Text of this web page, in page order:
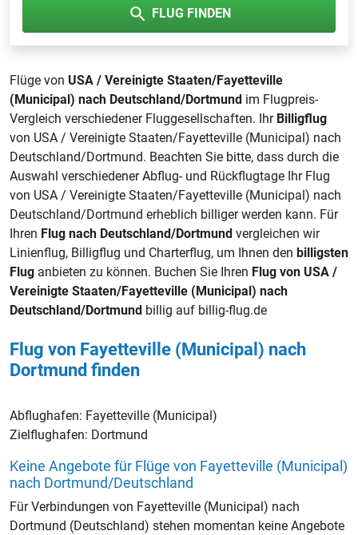
FLUG FINDEN
Flüge von USA / Vereinigte Staaten/Fayetteville
(Municipal) nach Deutschland/Dortmund im Flugpreis-
Vergleich verschiedener Fluggesellschaften. Ihr Billigflug
von USA / Vereinigte Staaten/Fayetteville (Municipal) nach
Deutschland/Dortmund. Beachten Sie bitte, dass durch die
Auswahl verschiedener Abflug- und Rückflugtage Ihr Flug
von USA / Vereinigte Staaten/Fayetteville (Municipal) nach
Deutschland/Dortmund erheblich billiger werden kann. Für
Ihren Flug nach Deutschland/Dortmund vergleichen wir
Linienflug, Billigflug und Charterflug, um Ihnen den billigsten
Flug anbieten zu können. Buchen Sie Ihren Flug von USA /
Vereinigte Staaten/Fayetteville (Municipal) nach
Deutschland/Dortmund billig auf billig-flug.de
Flug von Fayetteville (Municipal) nach
Dortmund finden
Abflughafen: Fayetteville (Municipal)
Zielflughafen: Dortmund
Keine Angebote für Flüge von Fayetteville (Municipal)
nach Dortmund/Deutschland
Für Verbindungen von Fayetteville (Municipal) nach
Dortmund (Deutschland) stehen momentan keine Angebote